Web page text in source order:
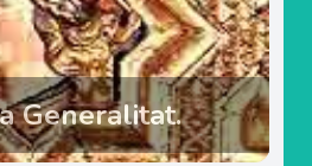
Generalitat.